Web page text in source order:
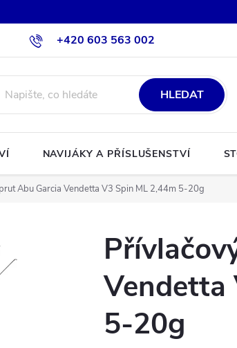
+420 603 563 002
HLEDAT
NAVIJÁKY A PŘÍSLUŠENSTVÍ
Abu Garcia Vendetta V3 Spin ML 2,44m 5-20g
Vendetta
5-20g